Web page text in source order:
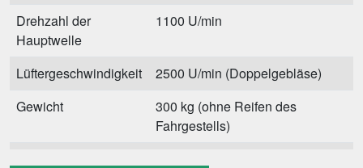
Drehzahl der
Hauptwelle
1100 U/min
Lüftergeschwindigkeit
2500 U/min (Doppelgebläse)
Gewicht
300 kg (ohne Reifen des
Fahrgestells)